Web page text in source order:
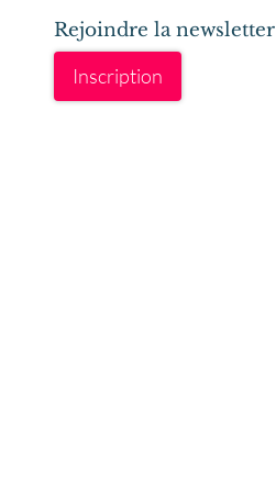
Rejoindre la newsletter
Inscription